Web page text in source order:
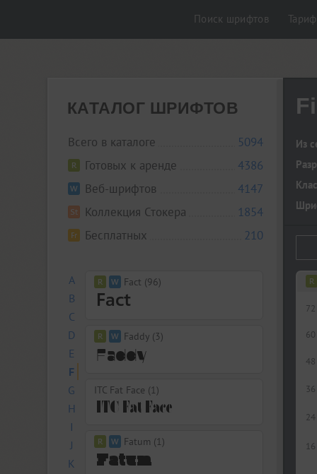
Поиск шрифтов
КАТАЛОГ ШРИФТОВ
Всего в каталоге
5094
Готовых к аренде
4386
Веб-шрифтов
4147
Коллекция Стокера
1854
Бесплатных
210
A
B
C
D
E
F
G
H
I
J
K
Fact (96)
Faddy (3)
ITC Fat Face (1)
Fatum (1)
Из